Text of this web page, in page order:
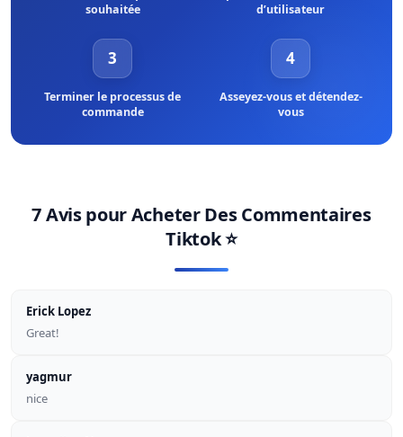
souhaitée
d’utilisateur
3
Terminer le processus de
commande
4
Asseyez-vous et détendez-
vous
7 Avis pourAcheter Des Commentaires
Tiktok⭐
Erick Lopez
Great!
yagmur
nice